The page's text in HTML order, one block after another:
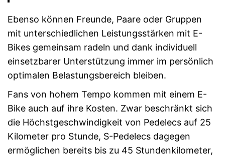
Ebenso können Freunde, Paare oder Gruppen
mit unterschiedlichen Leistungsstärken mit E-
Bikes gemeinsam radeln und dank individuell
einsetzbarer Unterstützung immer im persönlich
optimalen Belastungsbereich bleiben.
Fans von hohem Tempo kommen mit einem E-
Bike auch auf ihre Kosten. Zwar beschränkt sich
die Höchstgeschwindigkeit von Pedelecs auf 25
Kilometer pro Stunde, S-Pedelecs dagegen
ermöglichen bereits bis zu 45 Stundenkilometer,